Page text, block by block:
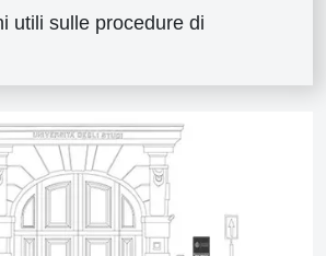
utili sulle procedure di